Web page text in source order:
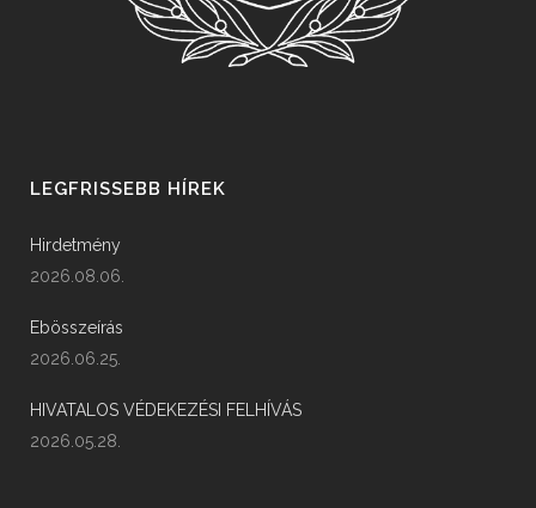
LEGFRISSEBB HÍREK
Hirdetmény
2026.08.06.
Ebösszeírás
2026.06.25.
HIVATALOS VÉDEKEZÉSI FELHÍVÁS
2026.05.28.